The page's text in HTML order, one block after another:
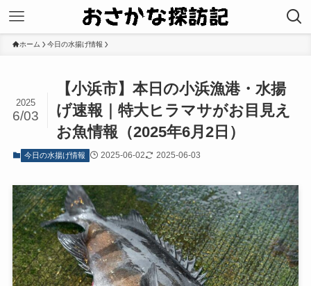
ホーム 今日の水揚げ情報
【小浜市】本日の小浜漁港・水揚
げ速報｜特大ヒラマサがお目見え
お魚情報（2025年6月2日）
2025
6/03
今日の水揚げ情報 2025-06-02 2025-06-03